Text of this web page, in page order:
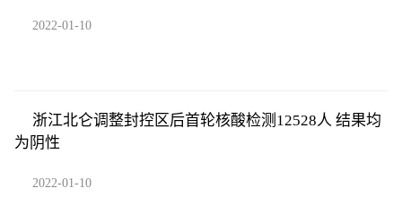
2022-01-10
浙江北仑调整封控区后首轮核酸检测12528人 结果均
为阴性
2022-01-10